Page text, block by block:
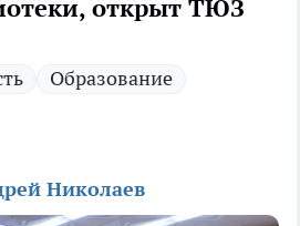
открыт ТЮЗ
Образование
Николаев